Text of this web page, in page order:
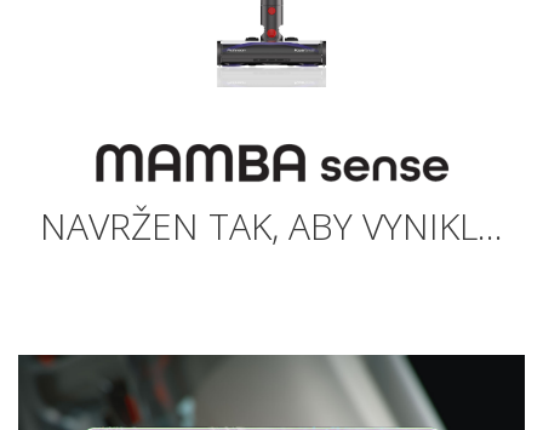
NAVRŽEN TAK, ABY VYNIKL...